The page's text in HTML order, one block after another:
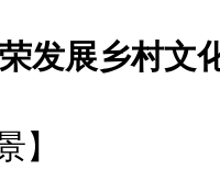
发展乡村文